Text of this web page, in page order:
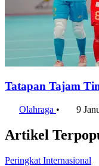
Tatapan Tajam
Olahraga • 9
Artikel
Peringkat Internasional